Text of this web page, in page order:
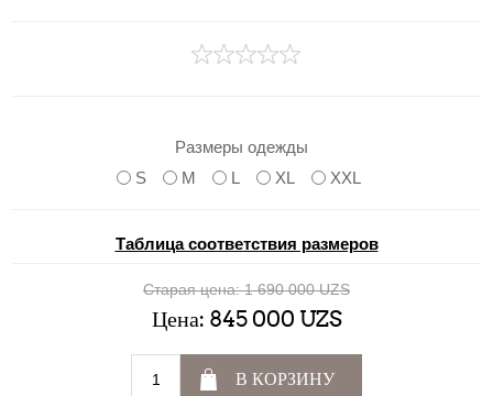
Размеры одежды
S
M L XL XXL
Таблица соответствия размеров
Старая цена: 1 690 000 UZS
Цена: 845 000 UZS
В КОРЗИНУ